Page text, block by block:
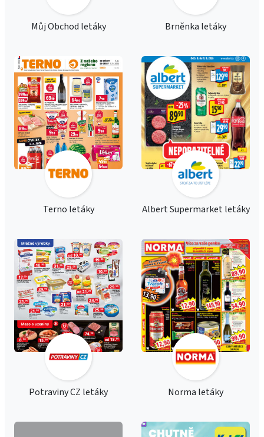
Můj Obchod letáky Brněnka letáky
Terno letáky Albert Supermarket letáky
Potraviny CZ letáky Norma letáky